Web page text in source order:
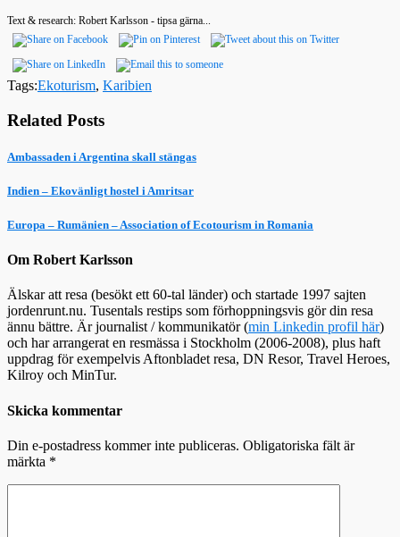
Text & research: Robert Karlsson - tipsa gärna...
Tags:Ekoturism, Karibien
Related Posts
Ambassaden i Argentina skall stängas
Indien – Ekovänligt hostel i Amritsar
Europa – Rumänien – Association of Ecotourism in Romania
Om Robert Karlsson
Älskar att resa (besökt ett 60-tal länder) och startade 1997 sajten
jordenrunt.nu. Tusentals restips som förhoppningsvis gör din resa
ännu bättre. Är journalist / kommunikatör (min Linkedin profil här)
och har arrangerat en resmässa i Stockholm (2006-2008), plus haft
uppdrag för exempelvis Aftonbladet resa, DN Resor, Travel Heroes,
Kilroy och MinTur.
Skicka kommentar
Din e-postadress kommer inte publiceras. Obligatoriska fält är
märkta *